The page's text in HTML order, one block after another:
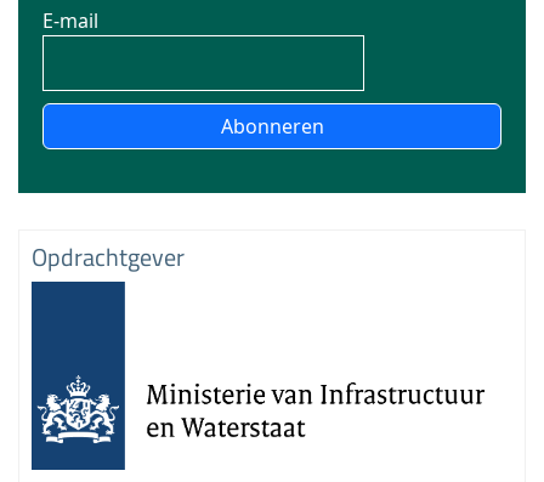
E-mail
Abonneren
Opdrachtgever